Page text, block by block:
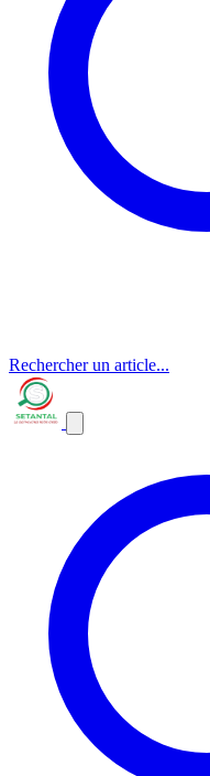
Rechercher un article...